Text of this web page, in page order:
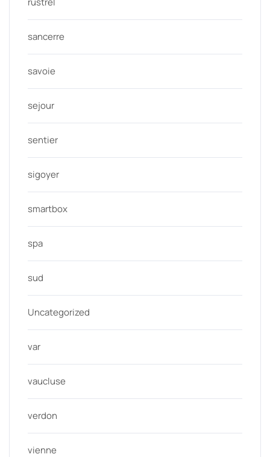
sancerre
savoie
sejour
sentier
sigoyer
smartbox
spa
sud
Uncategorized
var
vaucluse
verdon
vienne